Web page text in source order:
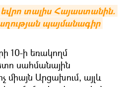
եվրո տալիս Հայաստանին.
պայմանագիր
10-ի եռակողմ
սահմանային
միայն Արցախում, այլև